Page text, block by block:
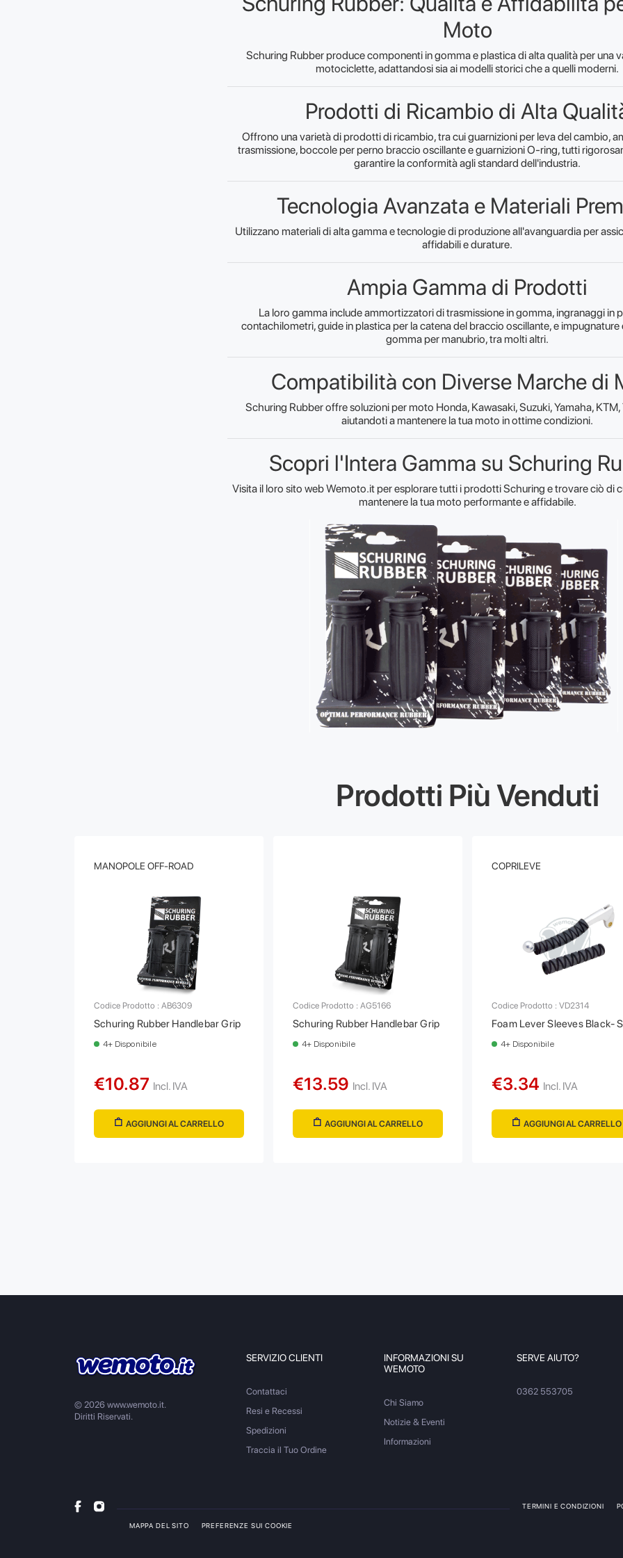
Moto
Schuring Rubber produce componenti in gomma e plastica di alta qualità per una
motociclette, adattandosi sia ai modelli storici che a quelli moderni.
Prodotti di Ricambio di Alta
Offrono una varietà di prodotti di ricambio, tra cui guarnizioni per leva del cambio,
trasmissione, boccole per perno braccio oscillante e guarnizioni O-ring, tutti
garantire la conformità agli standard dell'industria.
Tecnologia Avanzata e Materiali
Utilizzano materiali di alta gamma e tecnologie di produzione all'avanguardia per
affidabili e durature.
Ampia Gamma di Prodotti
La loro gamma include ammortizzatori di trasmissione in gomma, ingranaggi in
contachilometri, guide in plastica per la catena del braccio oscillante, e
gomma per manubrio, tra molti altri.
Compatibilità con Diverse Marche di
Schuring Rubber offre soluzioni per moto Honda, Kawasaki, Suzuki, Yamaha, KTM,
aiutandoti a mantenere la tua moto in ottime condizioni.
Scopri l'Intera Gamma su Schuring
Visita il loro sito web Wemoto.it per esplorare tutti i prodotti Schuring e trovare ciò di
mantenere la tua moto performante e affidabile.
Prodotti Più Venduti
MANOPOLE OFF-ROAD
Codice Prodotto : AB6309
Schuring Rubber Handlebar Grip
4+ Disponibile
€10.87 Incl. IVA
AGGIUNGI AL CARRELLO
Codice Prodotto : AG5166
Schuring Rubber Handlebar Grip
4+ Disponibile
€13.59 Incl. IVA
AGGIUNGI AL CARRELLO
COPRILEVE
Codice Prodotto : VD2314
Foam Lever Sleeves Black-
4+ Disponibile
€3.34 Incl. IVA
AGGIUNGI AL CARRELLO
© 2026 www.wemoto.it.
Diritti Riservati.
SERVIZIO CLIENTI
Contattaci
Resi e Recessi
Spedizioni
Traccia il Tuo Ordine
INFORMAZIONI SU
WEMOTO
Chi Siamo
Notizie & Eventi
Informazioni
SERVE AIUTO?
0362 553705
TERMINI E CONDIZIONI
MAPPA DEL SITO PREFERENZE SUI COOKIE